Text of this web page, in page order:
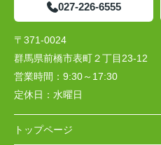
027-226-6555
〒371-0024
群馬県前橋市表町２丁目23-12
営業時間： 9:30～17:30
定休日： 水曜日
トップページ